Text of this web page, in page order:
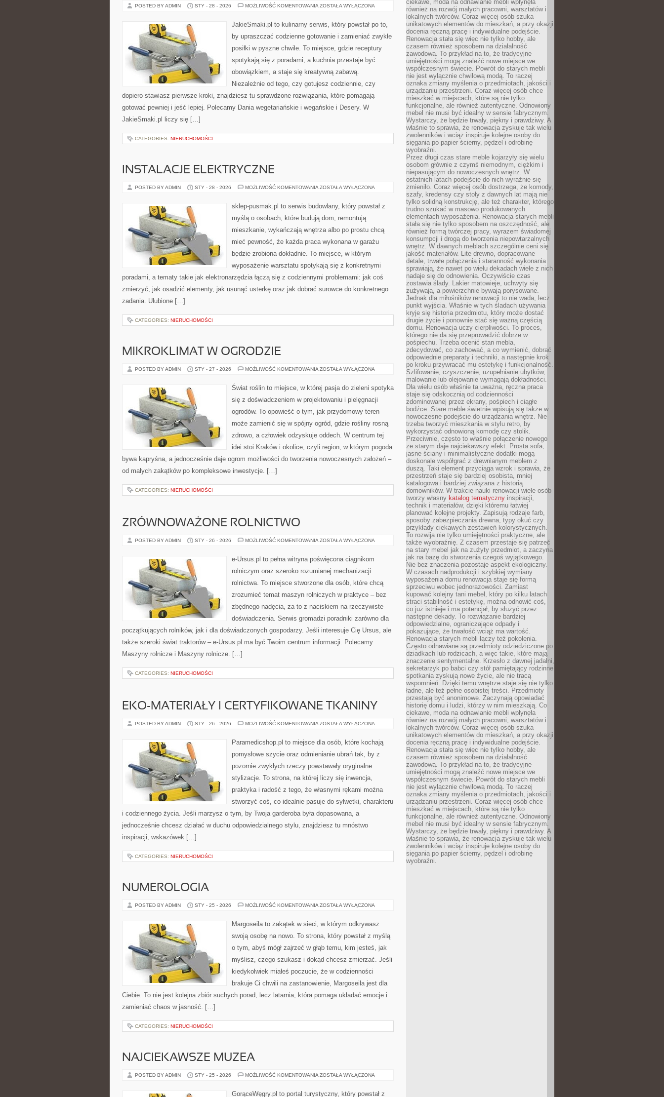
POSTED BY ADMIN STY - 28 - 2026 MOŻLIWOŚĆ KOMENTOWANIA ZDROWE
ZOSTAŁA WYŁĄCZONA
JakieSmaki.pl to kulinarny serwis, który powstał po to,
by upraszczać codzienne gotowanie i zamieniać zwykłe
posiłki w pyszne chwile. To miejsce, gdzie receptury
spotykają się z poradami, a kuchnia przestaje być
obowiązkiem, a staje się kreatywną zabawą.
Niezależnie od tego, czy gotujesz codziennie, czy
dopiero stawiasz pierwsze kroki, znajdziesz tu sprawdzone rozwiązania, które pomagają
gotować pewniej i jeść lepiej. Polecamy Dania wegetariańskie i wegańskie i Desery. W
JakieSmaki.pl liczy się […]
CATEGORIES: NIERUCHOMOŚCI
INSTALACJE ELEKTRYCZNE
POSTED BY ADMIN STY - 28 - 2026 MOŻLIWOŚĆ KOMENTOWANIA INSTALACJE
ZOSTAŁA WYŁĄCZONA
sklep-pusmak.pl to serwis budowlany, który powstał z
myślą o osobach, które budują dom, remontują
mieszkanie, wykańczają wnętrza albo po prostu chcą
mieć pewność, że każda praca wykonana w garażu
będzie zrobiona dokładnie. To miejsce, w którym
wyposażenie warsztatu spotykają się z konkretnymi
poradami, a tematy takie jak elektronarzędzia łączą się z codziennymi problemami: jak coś
zmierzyć, jak osadzić elementy, jak usunąć usterkę oraz jak dobrać surowce do konkretnego
zadania. Ulubione […]
CATEGORIES: NIERUCHOMOŚCI
MIKROKLIMAT W OGRODZIE
POSTED BY ADMIN STY - 27 - 2026 MOŻLIWOŚĆ KOMENTOWANIA MIKROKLIMAT
ZOSTAŁA WYŁĄCZONA
Świat roślin to miejsce, w której pasja do zieleni spotyka
się z doświadczeniem w projektowaniu i pielęgnacji
ogrodów. To opowieść o tym, jak przydomowy teren
może zamienić się w spójny ogród, gdzie rośliny rosną
zdrowo, a człowiek odzyskuje oddech. W centrum tej
idei stoi Kraków i okolice, czyli region, w którym pogoda
bywa kapryśna, a jednocześnie daje ogrom możliwości do tworzenia nowoczesnych założeń –
od małych zakątków po kompleksowe inwestycje. […]
CATEGORIES: NIERUCHOMOŚCI
ZRÓWNOWAŻONE ROLNICTWO
POSTED BY ADMIN STY - 26 - 2026 MOŻLIWOŚĆ KOMENTOWANIA ZRÓWNOWAŻONE
ZOSTAŁA WYŁĄCZONA
e-Ursus.pl to pełna witryna poświęcona ciągnikom
rolniczym oraz szeroko rozumianej mechanizacji
rolnictwa. To miejsce stworzone dla osób, które chcą
zrozumieć temat maszyn rolniczych w praktyce – bez
zbędnego nadęcia, za to z naciskiem na rzeczywiste
doświadczenia. Serwis gromadzi poradniki zarówno dla
początkujących rolników, jak i dla doświadczonych gospodarzy. Jeśli interesuje Cię Ursus, ale
także szeroki świat traktorów – e-Ursus.pl ma być Twoim centrum informacji. Polecamy
Maszyny rolnicze i Maszyny rolnicze. […]
CATEGORIES: NIERUCHOMOŚCI
EKO-MATERIAŁY I CERTYFIKOWANE TKANINY
POSTED BY ADMIN STY - 26 - 2026 MOŻLIWOŚĆ KOMENTOWANIA EKO-
CERTYFIKOWANE
TKANINY
ZOSTAŁA WYŁĄCZONA
Paramedicshop.pl to miejsce dla osób, które kochają
pomysłowe szycie oraz odmienianie ubrań tak, by z
pozornie zwykłych rzeczy powstawały oryginalne
stylizacje. To strona, na której liczy się inwencja,
praktyka i radość z tego, że własnymi rękami można
stworzyć coś, co idealnie pasuje do sylwetki, charakteru
i codziennego życia. Jeśli marzysz o tym, by Twoja garderoba była dopasowana, a
jednocześnie chcesz działać w duchu odpowiedzialnego stylu, znajdziesz tu mnóstwo
inspiracji, wskazówek […]
CATEGORIES: NIERUCHOMOŚCI
NUMEROLOGIA
POSTED BY ADMIN STY - 25 - 2026 MOŻLIWOŚĆ KOMENTOWANIA NUMEROLOGIA
ZOSTAŁA WYŁĄCZONA
Margoseila to zakątek w sieci, w którym odkrywasz
swoją osobę na nowo. To strona, który powstał z myślą
o tym, abyś mógł zajrzeć w głąb temu, kim jesteś, jak
myślisz, czego szukasz i dokąd chcesz zmierzać. Jeśli
kiedykolwiek miałeś poczucie, że w codzienności
brakuje Ci chwili na zastanowienie, Margoseila jest dla
Ciebie. To nie jest kolejna zbiór suchych porad, lecz latarnia, która pomaga układać emocje i
zamieniać chaos w jasność. […]
CATEGORIES: NIERUCHOMOŚCI
NAJCIEKAWSZE MUZEA
POSTED BY ADMIN STY - 25 - 2026 MOŻLIWOŚĆ KOMENTOWANIA NAJCIEKAWSZE
ZOSTAŁA WYŁĄCZONA
GorąceWęgry.pl to portal turystyczny, który powstał z
ciekawe, moda na odnawianie mebli wpłynęła
również na rozwój małych pracowni, warsztatów i
lokalnych twórców. Coraz więcej osób szuka
unikatowych elementów do mieszkań, a przy okazji
docenia ręczną pracę i indywidualne podejście.
Renowacja stała się więc nie tylko hobby, ale
czasem również sposobem na działalność
zawodową. To przykład na to, że tradycyjne
umiejętności mogą znaleźć nowe miejsce we
współczesnym świecie. Powrót do starych mebli
nie jest wyłącznie chwilową modą. To raczej
oznaka zmiany myślenia o przedmiotach, jakości i
urządzaniu przestrzeni. Coraz więcej osób chce
mieszkać w miejscach, które są nie tylko
funkcjonalne, ale również autentyczne. Odnowiony
mebel nie musi być idealny w sensie fabrycznym.
Wystarczy, że będzie trwały, piękny i prawdziwy. A
właśnie to sprawia, że renowacja zyskuje tak wielu
zwolenników i wciąż inspiruje kolejne osoby do
sięgania po papier ścierny, pędzel i odrobinę
wyobraźni.
Przez długi czas stare meble kojarzyły się wielu
osobom głównie z czymś niemodnym, ciężkim i
niepasującym do nowoczesnych wnętrz. W
ostatnich latach podejście do nich wyraźnie się
zmieniło. Coraz więcej osób dostrzega, że komody,
szafy, kredensy czy stoły z dawnych lat mają nie
tylko solidną konstrukcję, ale też charakter, którego
trudno szukać w masowo produkowanych
elementach wyposażenia. Renowacja starych mebli
stała się nie tylko sposobem na oszczędność, ale
również formą twórczej pracy, wyrazem świadomej
konsumpcji i drogą do tworzenia niepowtarzalnych
wnętrz. W dawnych meblach szczególnie ceni się
jakość materiałów. Lite drewno, dopracowane
detale, trwałe połączenia i staranność wykonania
sprawiają, że nawet po wielu dekadach wiele z nich
nadaje się do odnowienia. Oczywiście czas
zostawia ślady. Lakier matowieje, uchwyty się
zużywają, a powierzchnie bywają porysowane.
Jednak dla miłośników renowacji to nie wada, lecz
punkt wyjścia. Właśnie w tych śladach używania
kryje się historia przedmiotu, który może dostać
drugie życie i ponownie stać się ważną częścią
domu. Renowacja uczy cierpliwości. To proces,
którego nie da się przeprowadzić dobrze w
pośpiechu. Trzeba ocenić stan mebla,
zdecydować, co zachować, a co wymienić, dobrać
odpowiednie preparaty i techniki, a następnie krok
po kroku przywracać mu estetykę i funkcjonalność.
Szlifowanie, czyszczenie, uzupełnianie ubytków,
malowanie lub olejowanie wymagają dokładności.
Dla wielu osób właśnie ta uważna, ręczna praca
staje się odskocznią od codzienności
zdominowanej przez ekrany, pośpiech i ciągłe
bodźce. Stare meble świetnie wpisują się także w
nowoczesne podejście do urządzania wnętrz. Nie
trzeba tworzyć mieszkania w stylu retro, by
wykorzystać odnowioną komodę czy stolik.
Przeciwnie, często to właśnie połączenie nowego
ze starym daje najciekawszy efekt. Prosta sofa,
jasne ściany i minimalistyczne dodatki mogą
doskonale współgrać z drewnianym meblem z
duszą. Taki element przyciąga wzrok i sprawia, że
przestrzeń staje się bardziej osobista, mniej
katalogowa i bardziej związana z historią
domowników. W trakcie nauki renowacji wiele osób
tworzy własny katalog tematyczny inspiracji,
technik i materiałów, dzięki któremu łatwiej
planować kolejne projekty. Zapisują rodzaje farb,
sposoby zabezpieczania drewna, typy okuć czy
przykłady ciekawych zestawień kolorystycznych.
To rozwija nie tylko umiejętności praktyczne, ale
także wyobraźnię. Z czasem przestaje się patrzeć
na stary mebel jak na zużyty przedmiot, a zaczyna
jak na bazę do stworzenia czegoś wyjątkowego.
Nie bez znaczenia pozostaje aspekt ekologiczny.
W czasach nadprodukcji i szybkiej wymiany
wyposażenia domu renowacja staje się formą
sprzeciwu wobec jednorazowości. Zamiast
kupować kolejny tani mebel, który po kilku latach
straci stabilność i estetykę, można odnowić coś,
co już istnieje i ma potencjał, by służyć przez
następne dekady. To rozwiązanie bardziej
odpowiedzialne, ograniczające odpady i
pokazujące, że trwałość wciąż ma wartość.
Renowacja starych mebli łączy też pokolenia.
Często odnawiane są przedmioty odziedziczone po
dziadkach lub rodzicach, a więc takie, które mają
znaczenie sentymentalne. Krzesło z dawnej jadalni,
sekretarzyk po babci czy stół pamiętający rodzinne
spotkania zyskują nowe życie, ale nie tracą
wspomnień. Dzięki temu wnętrze staje się nie tylko
ładne, ale też pełne osobistej treści. Przedmioty
przestają być anonimowe. Zaczynają opowiadać
historię domu i ludzi, którzy w nim mieszkają. Co
ciekawe, moda na odnawianie mebli wpłynęła
również na rozwój małych pracowni, warsztatów i
lokalnych twórców. Coraz więcej osób szuka
unikatowych elementów do mieszkań, a przy okazji
docenia ręczną pracę i indywidualne podejście.
Renowacja stała się więc nie tylko hobby, ale
czasem również sposobem na działalność
zawodową. To przykład na to, że tradycyjne
umiejętności mogą znaleźć nowe miejsce we
współczesnym świecie. Powrót do starych mebli
nie jest wyłącznie chwilową modą. To raczej
oznaka zmiany myślenia o przedmiotach, jakości i
urządzaniu przestrzeni. Coraz więcej osób chce
mieszkać w miejscach, które są nie tylko
funkcjonalne, ale również autentyczne. Odnowiony
mebel nie musi być idealny w sensie fabrycznym.
Wystarczy, że będzie trwały, piękny i prawdziwy. A
właśnie to sprawia, że renowacja zyskuje tak wielu
zwolenników i wciąż inspiruje kolejne osoby do
sięgania po papier ścierny, pędzel i odrobinę
wyobraźni.